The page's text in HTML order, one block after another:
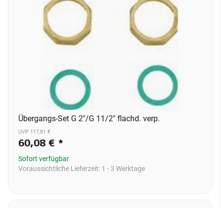
Übergangs-Set G 2"/G 11/2" flachd. verp.
UVP 117,81 €
60,08 € *
Sofort verfügbar
Voraussichtliche Lieferzeit: 1 - 3 Werktage